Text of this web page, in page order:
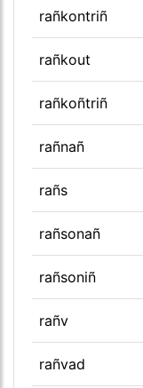
rañkontriñ
rañkout
rañkoñtriñ
rañnañ
rañs
rañsonañ
rañsoniñ
rañv
rañvad